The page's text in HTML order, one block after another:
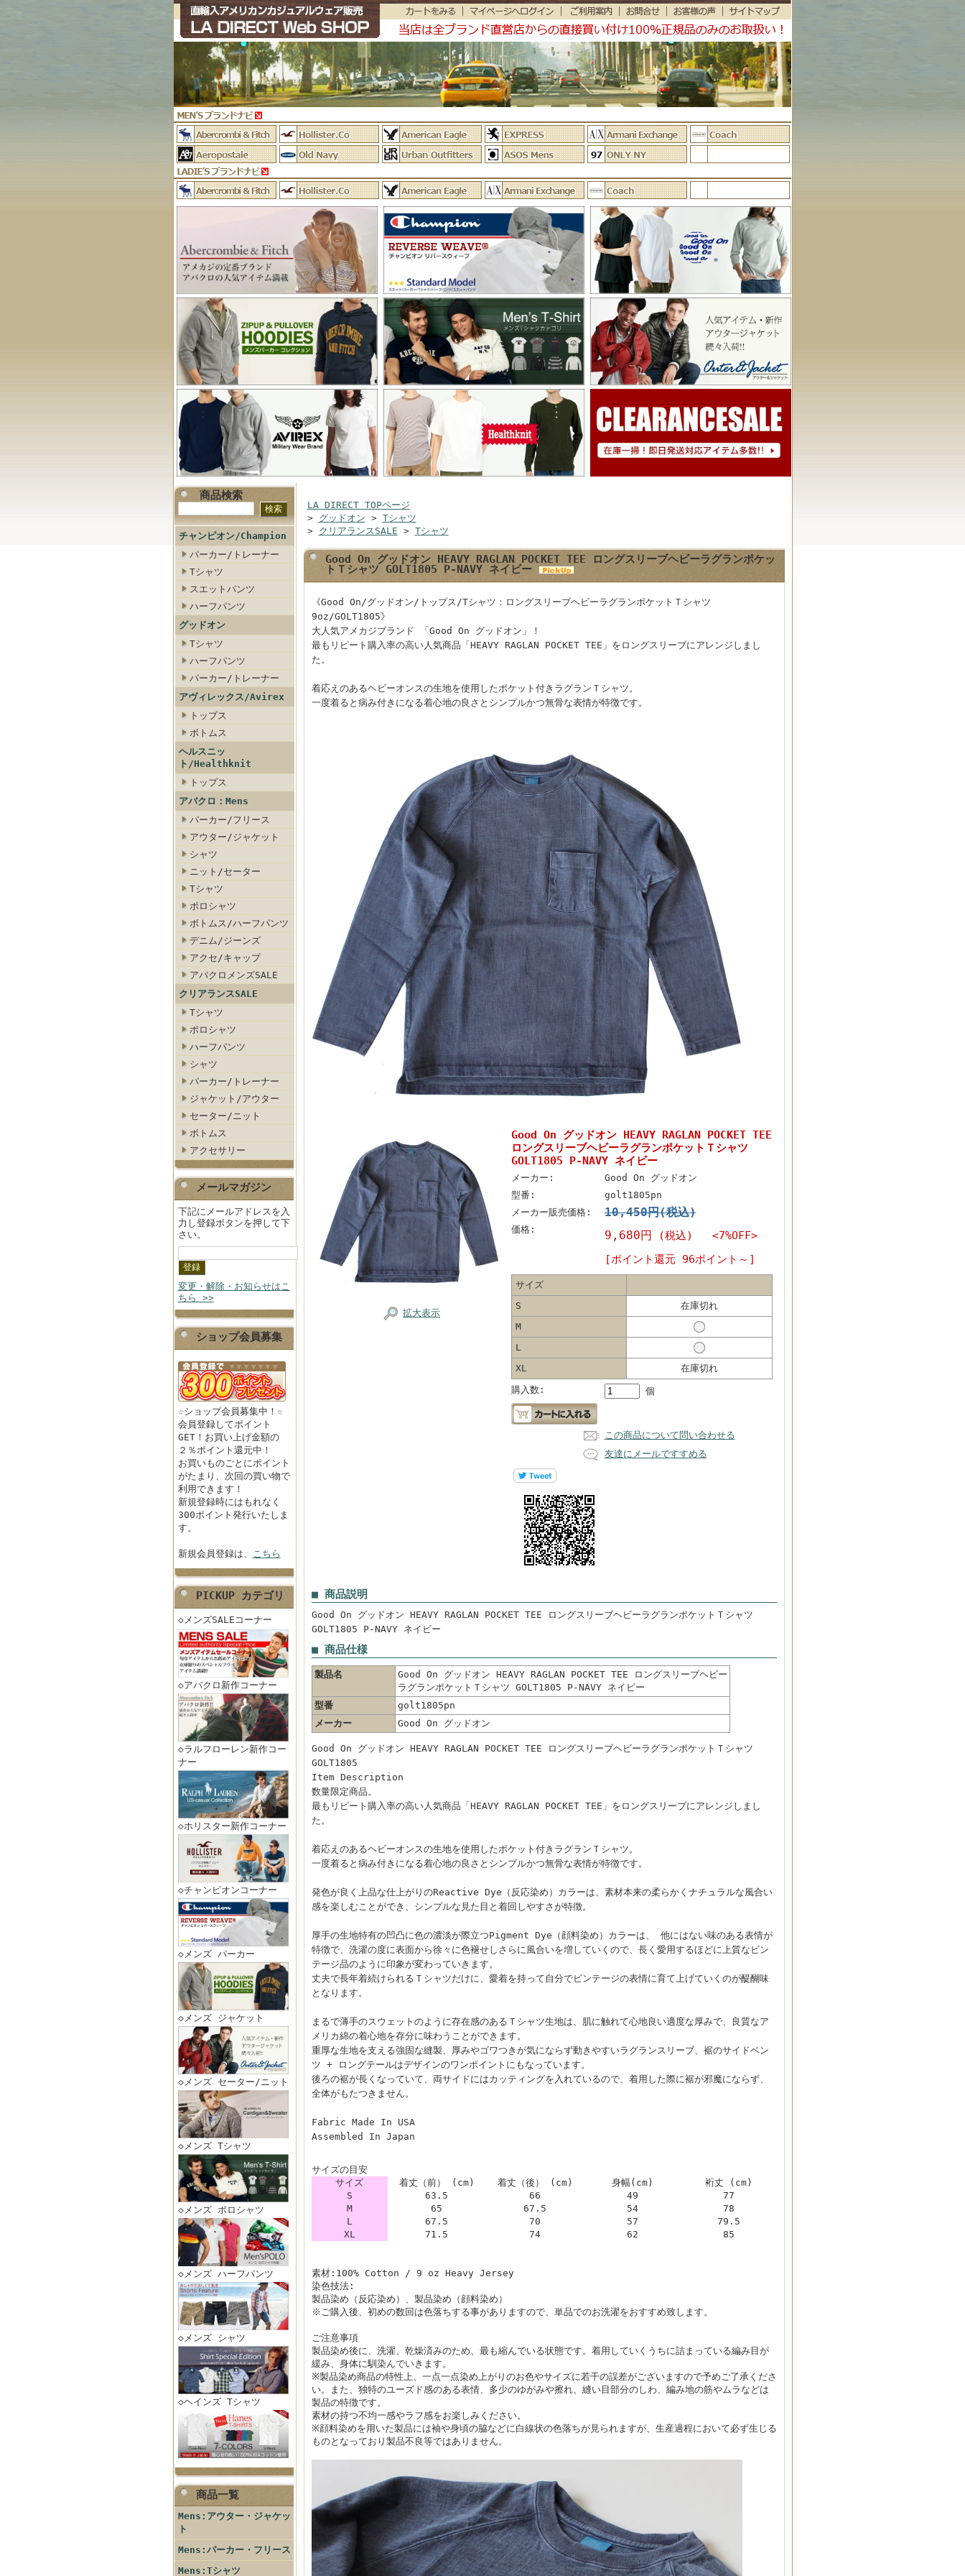
商品検索
チャンピオン/Champion
パーカー/トレーナー
Tシャツ
スエットパンツ
ハーフパンツ
グッドオン
Tシャツ
ハーフパンツ
パーカー/トレーナー
アヴィレックス/Avirex
トップス
ボトムス
ヘルスニッ
ト/Healthknit
トップス
アバクロ：Mens
パーカー/フリース
アウター/ジャケット
シャツ
ニット/セーター
Tシャツ
ポロシャツ
ボトムス/ハーフパンツ
デニム/ジーンズ
アクセ/キャップ
アバクロメンズSALE
クリアランスSALE
Tシャツ
ポロシャツ
ハーフパンツ
シャツ
パーカー/トレーナー
ジャケット/アウター
セーター/ニット
ボトムス
アクセサリー
メールマガジン
下記にメールアドレスを入
力し登録ボタンを押して下
さい。
変更・解除・お知らせはこ
ちら >>
ショップ会員募集
☆ショップ会員募集中！☆
会員登録してポイント
GET！お買い上げ金額の
２％ポイント還元中！
お買いものごとにポイント
がたまり、次回の買い物で
利用できます！
新規登録時にはもれなく
300ポイント発行いたしま
す。
新規会員登録は、 こちら
PICKUP カテゴリ
◇メンズSALEコーナー
◇アバクロ新作コーナー
◇ラルフローレン新作コー
ナー
◇ホリスター新作コーナー
◇チャンピオンコーナー
◇メンズ パーカー
◇メンズ ジャケット
◇メンズ セーター/ニット
◇メンズ Tシャツ
◇メンズ ポロシャツ
◇メンズ ハーフパンツ
◇メンズ シャツ
◇ヘインズ Tシャツ
商品一覧
Mens:アウター・ジャケッ
ト
Mens:パーカー・フリース
Mens:Tシャツ
LA DIRECT TOPページ
> グッドオン > Tシャツ
> クリアランスSALE > Tシャツ
Good On グッドオン HEAVY RAGLAN POCKET TEE ロングスリーブヘビーラグランポケッ
トＴシャツ GOLT1805 P-NAVY ネイビー
《Good On/グッドオン/トップス/Tシャツ：ロングスリーブヘビーラグランポケットＴシャツ
9oz/GOLT1805》
大人気アメカジブランド 「Good On グッドオン」！
最もリピート購入率の高い人気商品「HEAVY RAGLAN POCKET TEE」をロングスリーブにアレンジしまし
た。
着応えのあるヘビーオンスの生地を使用したポケット付きラグランＴシャツ。
一度着ると病み付きになる着心地の良さとシンプルかつ無骨な表情が特徴です。
拡大表示
Good On グッドオン HEAVY RAGLAN POCKET TEE
ロングスリーブヘビーラグランポケットＴシャツ
GOLT1805 P-NAVY ネイビー
メーカー:
Good On グッドオン
型番:
golt1805pn
メーカー販売価格:
10,450円(税込)
価格: 9,680円
(税込) <7%OFF>
[ポイント還元 96ポイント～]
サイズ
S
在庫切れ
M
L
XL
在庫切れ
購入数:
個
この商品について問い合わせる
友達にメールですすめる
■ 商品説明
Good On グッドオン HEAVY RAGLAN POCKET TEE ロングスリーブヘビーラグランポケットＴシャツ
GOLT1805 P-NAVY ネイビー
■ 商品仕様
製品名
Good On グッドオン HEAVY RAGLAN POCKET TEE ロングスリーブヘビー
ラグランポケットＴシャツ GOLT1805 P-NAVY ネイビー
型番
golt1805pn
メーカー
Good On グッドオン
Good On グッドオン HEAVY RAGLAN POCKET TEE ロングスリーブヘビーラグランポケットＴシャツ
GOLT1805
Item Description
数量限定商品。
最もリピート購入率の高い人気商品「HEAVY RAGLAN POCKET TEE」をロングスリーブにアレンジしまし
た。
着応えのあるヘビーオンスの生地を使用したポケット付きラグランＴシャツ。
一度着ると病み付きになる着心地の良さとシンプルかつ無骨な表情が特徴です。
発色が良く上品な仕上がりのReactive Dye（反応染め）カラーは、素材本来の柔らかくナチュラルな風合い
感を楽しむことができ、シンプルな見た目と着回しやすさが特徴。
厚手の生地特有の凹凸に色の濃淡が際立つPigment Dye（顔料染め）カラーは、 他にはない味のある表情が
特徴で、洗濯の度に表面から徐々に色褪せしさらに風合いを増していくので、長く愛用するほどに上質なビン
テージ品のように印象が変わっていきます。
丈夫で長年着続けられるＴシャツだけに、愛着を持って自分でビンテージの表情に育て上げていくのが醍醐味
となります。
まるで薄手のスウェットのように存在感のあるＴシャツ生地は、肌に触れて心地良い適度な厚みで、良質なア
メリカ綿の着心地を存分に味わうことができます。
重厚な生地を支える強固な縫製、厚みやゴワつきが気にならず動きやすいラグランスリーブ、裾のサイドベン
ツ + ロングテールはデザインのワンポイントにもなっています。
後ろの裾が長くなっていて、両サイドにはカッティングを入れているので、着用した際に裾が邪魔にならず、
全体がもたつきません。
Fabric Made In USA
Assembled In Japan
サイズの目安
サイズ
着丈（前） (cm) 着丈（後） (cm) 身幅(cm)
裄丈 (cm)
S
63.5 66 49
77
M
65 67.5 54
78
L
67.5 70 57
79.5
XL
71.5 74 62 85
素材:100% Cotton / 9 oz Heavy Jersey
染色技法:
製品染め（反応染め）、製品染め（顔料染め）
※ご購入後、初めの数回は色落ちする事がありますので、単品でのお洗濯をおすすめ致します。
ご注意事項
製品染め後に、洗濯、乾燥済みのため、最も縮んでいる状態です。着用していくうちに詰まっている編み目が
緩み、身体に馴染んでいきます。
※製品染め商品の特性上、一点一点染め上がりのお色やサイズに若干の誤差がございますので予めご了承くださ
い。また、独特のユーズド感のある表情、多少のゆがみや擦れ、縫い目部分のしわ、編み地の筋やムラなどは
製品の特徴です。
素材の持つ不均一感やラフ感をお楽しみください。
※顔料染めを用いた製品には袖や身頃の脇などに白線状の色落ちが見られますが、生産過程において必ず生じる
ものとなっており製品不良等ではありません。